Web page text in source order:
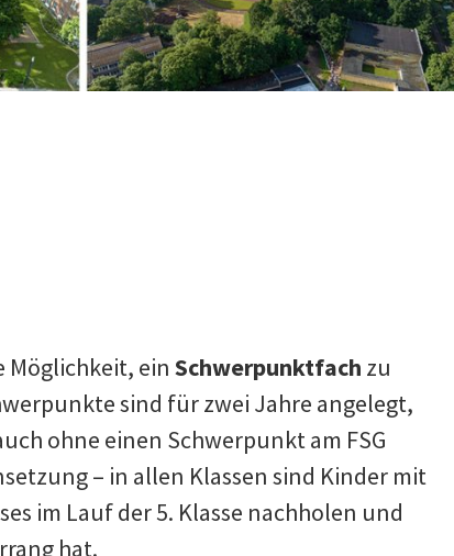
Möglichkeit, ein Schwerpunktfach zu
sind für zwei Jahre angelegt,
ohne einen Schwerpunkt am FSG
– in allen Klassen sind Kinder mit
im Lauf der 5. Klasse nachholen und
hat.